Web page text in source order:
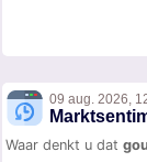
09 aug. 2026,
Waar denkt u dat